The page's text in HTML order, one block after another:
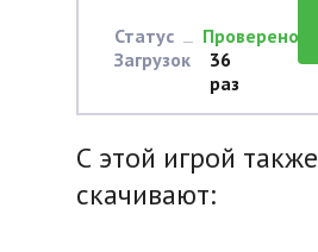
Статус
Проверено
Загрузок
36
раз
С этой игрой также
скачивают: